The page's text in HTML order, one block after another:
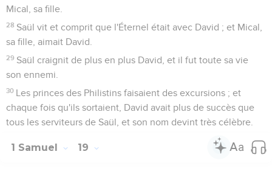
Mical, sa fille.
28 Saül vit et comprit que l'Éternel était avec David ; et Mical,
sa fille, aimait David.
29 Saül craignit de plus en plus David, et il fut toute sa vie
son ennemi.
30 Les princes des Philistins faisaient des excursions ; et
chaque fois qu'ils sortaient, David avait plus de succès que
tous les serviteurs de Saül, et son nom devint très célèbre.
1 Samuel 19